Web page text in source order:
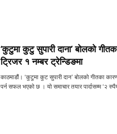
‘कुटुमा कुटु सुपारी दाना’ बोलको
ट्रिजर १ नम्बर ट्रेन्डिङमा
काठमाडौं। ‘कुटुमा कुट सुपारी दान’ बोलको गीतका
पर्न सफल भएको छ । यो समाचार तयार पार्दासम्म ‘२